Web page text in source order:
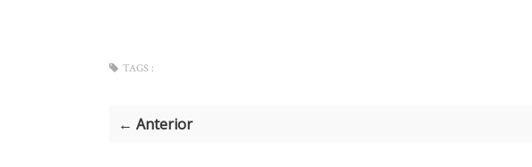
TAGS :
← Anterior